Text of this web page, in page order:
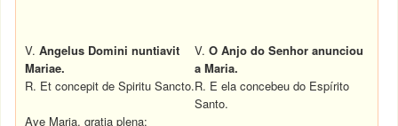
V.Angelus Domini nuntiavit
Mariae.
R. Et concepit de Spiritu Sancto.
Ave Maria, gratia plena;
V.O Anjo do Senhor anunciou
a Maria.
R. E ela concebeu do Espírito
Santo.